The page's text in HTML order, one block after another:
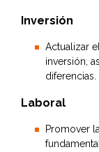
Inversión
Actualizar
inversión,
diferencias.
Laboral
Promover